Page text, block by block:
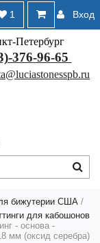
Вход
1
Петербург
376-96-65
бижутерии США /
для кабошонов
- основа -
мм (оксид серебра)